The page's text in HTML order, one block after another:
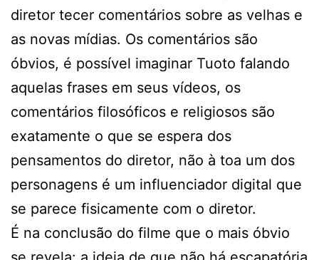
diretor tecer comentários sobre as velhas e
as novas mídias. Os comentários são
óbvios, é possível imaginar Tuoto falando
aquelas frases em seus vídeos, os
comentários filosóficos e religiosos são
exatamente o que se espera dos
pensamentos do diretor, não à toa um dos
personagens é um influenciador digital que
se parece fisicamente com o diretor.
É na conclusão do filme que o mais óbvio